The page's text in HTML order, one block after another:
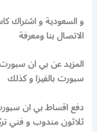
الاتصال بنا ومعرفة
المزيد عن بي ان
سبورت بالفيزا و كذلك
دفع اقساط بي ان سبورت
ثلاثون مندوب و فني